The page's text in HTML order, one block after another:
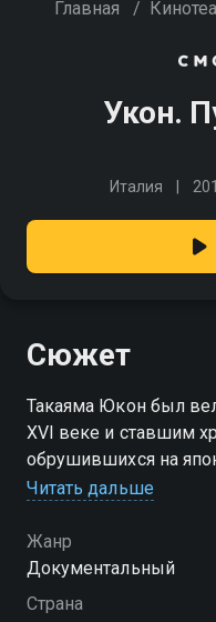
Главная /
Укон.
Италия
Сюжет
Такаяма Юкон был
XVI веке и ставшим
обрушившихся на
в смерти от меча и
мечом и крестом
который что-то ищет.
отражением
Читать дальше
Жанр
Документальный
Страна